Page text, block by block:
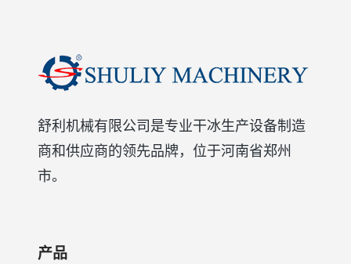
舒利机械有限公司是专业干冰生产设备制造
商和供应商的领先品牌，位于河南省郑州
市。
产品